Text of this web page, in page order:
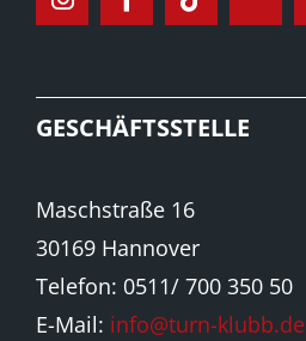
GESCHÄFTSSTELLE
Maschstraße 16
30169 Hannover
Telefon: 0511/ 700 350 50
E-Mail: info@turn-klubb.de